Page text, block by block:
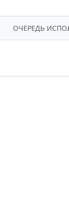
ОЧЕРЕДЬ